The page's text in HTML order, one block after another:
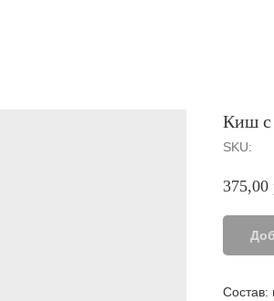
Киш с
SKU:
375,00
Состав: